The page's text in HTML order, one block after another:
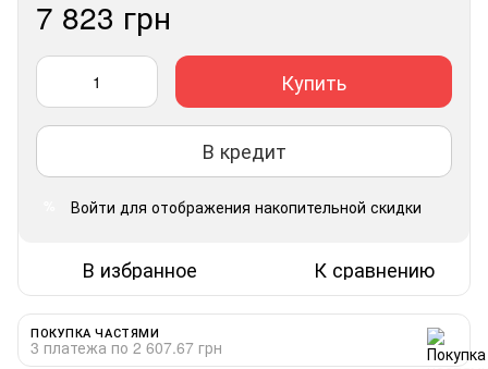
7 823 грн
Купить
В кредит
Войти для отображения накопительной скидки
В избранное К сравнению
ПОКУПКА ЧАСТЯМИ
3 платежа по 2 607.67 грн